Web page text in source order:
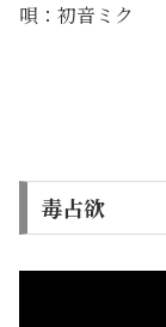
唄：初音ミク
毒占欲